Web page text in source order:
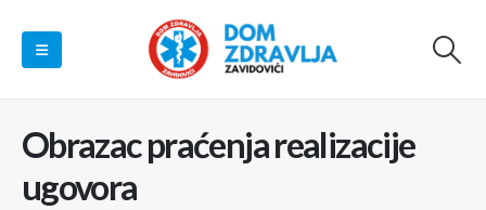
Obrazac praćenja realizacije
ugovora